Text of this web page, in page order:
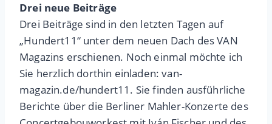
Drei neue Beiträge
Drei Beiträge sind in den letzten Tagen auf
„Hundert11“ unter dem neuen Dach des VAN
Magazins erschienen. Noch einmal möchte ich
Sie herzlich dorthin einladen: van-
magazin.de/hundert11. Sie finden ausführliche
Berichte über die Berliner Mahler-Konzerte des